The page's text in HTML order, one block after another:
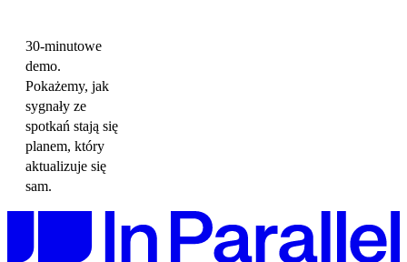
30-minutowe
demo.
Pokażemy, jak
sygnały ze
spotkań stają się
planem, który
aktualizuje się
sam.